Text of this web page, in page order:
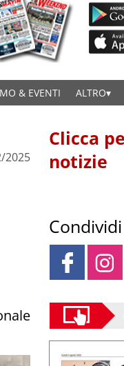
& EVENTI ALTRO
2025
Clicca
notizie
Condividi